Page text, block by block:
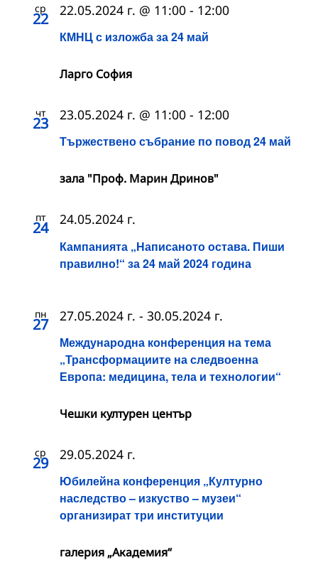
ср
22
КМНЦ с изложба за 24 май
22.05.2024 г. @ 11:00 - 12:00
Ларго София
чт
23
Тържествено събрание по повод 24 май
23.05.2024 г. @ 11:00 - 12:00
зала "Проф. Марин Дринов"
пт
24
Кампанията „Написаното остава. Пиши
правилно!“ за 24 май 2024 година
24.05.2024 г.
пн
27
Международна конференция на тема
„Трансформациите на следвоенна
Европа: медицина, тела и технологии“
27.05.2024 г. - 30.05.2024 г.
Чешки културен център
ср
29
Юбилейна конференция „Културно
наследство – изкуство – музеи“
организират три институции
29.05.2024 г.
галерия „Академия“